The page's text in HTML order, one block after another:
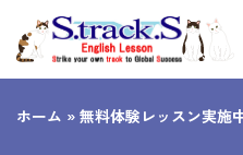
コ
テ
ホーム » 無料体験レッスン実施